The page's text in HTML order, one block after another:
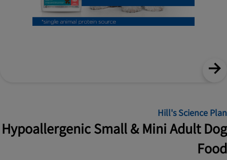
Hill's Science Plan
Hypoallergenic Small & Mini Adult Dog
Food